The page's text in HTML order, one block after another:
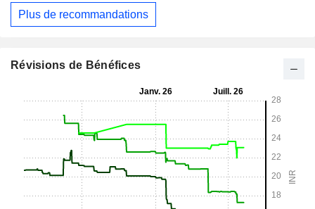
Plus de recommandations
Révisions de Bénéfices